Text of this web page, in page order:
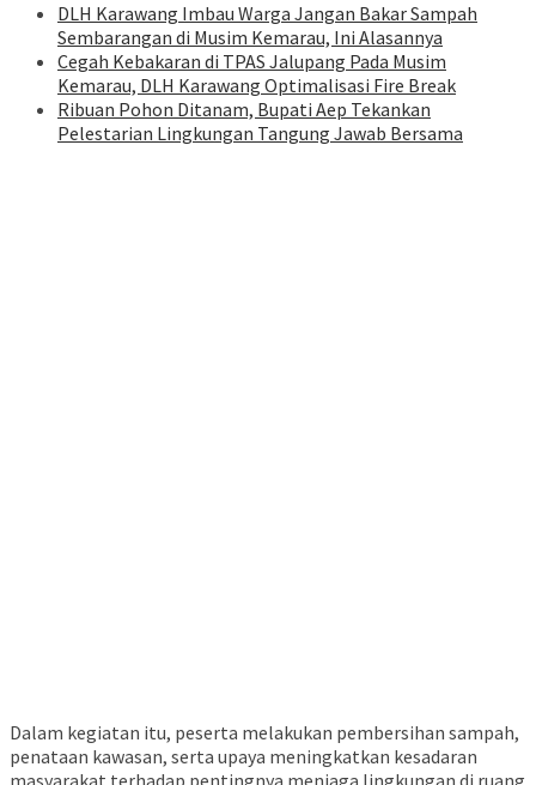
DLH Karawang Imbau Warga Jangan Bakar Sampah
Sembarangan di Musim Kemarau, Ini Alasannya
Cegah Kebakaran di TPAS Jalupang Pada Musim
Kemarau, DLH Karawang Optimalisasi Fire Break
Ribuan Pohon Ditanam, Bupati Aep Tekankan
Pelestarian Lingkungan Tangung Jawab Bersama
Dalam kegiatan itu, peserta melakukan pembersihan sampah,
penataan kawasan, serta upaya meningkatkan kesadaran